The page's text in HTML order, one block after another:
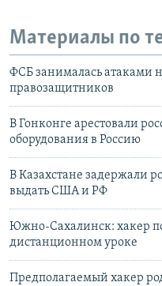
Материалы по
ФСБ занималась атаками
правозащитников
В Гонконге арестовали
оборудования в Россию
В Казахстане задержали
выдать США и РФ
Южно-Сахалинск: хакер
дистанционном уроке
Предполагаемый хакер